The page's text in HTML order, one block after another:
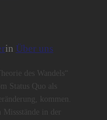
in Über uns
des Wandels“
Status Quo als
kommen.
in der